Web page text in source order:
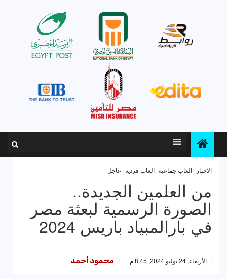
الاخبار العاب جماعية العاب فردية عاجل
من العلمين الجديدة..
الصورة الرسمية لبعثة مصر
في بارالمبياد باريس 2024
الأربعاء, 24 يوليو 2024, 8:45 م محمود أحمد